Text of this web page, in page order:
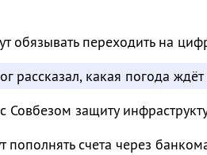
обязывать переходить на
рассказал, какая погода
Совбезом защиту
пополнять счета через